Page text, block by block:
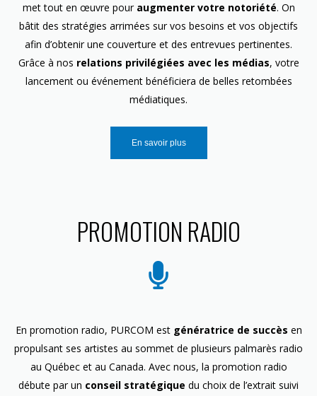
met tout en œuvre pour augmenter votre notoriété. On
bâtit des stratégies arrimées sur vos besoins et vos objectifs
afin d’obtenir une couverture et des entrevues pertinentes.
Grâce à nos relations privilégiées avec les médias, votre
lancement ou événement bénéficiera de belles retombées
médiatiques.
En savoir plus
PROMOTION RADIO
En promotion radio, PURCOM est génératrice de succès en
propulsant ses artistes au sommet de plusieurs palmarès radio
au Québec et au Canada. Avec nous, la promotion radio
débute par un conseil stratégique du choix de l’extrait suivi